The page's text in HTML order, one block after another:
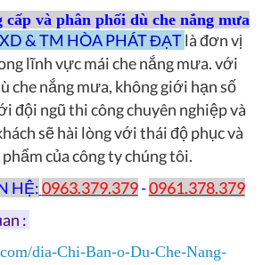
và phân phối dù che nắng mưa
& TM HÒA PHÁT ĐẠTlà đơn vị
lĩnh vực mái che nắng mưa. với
che nắng mưa, không giới hạn số
đội ngũ thi công chuyên nghiệp và
sẽ hài lòng với thái độ phục và
của công ty chúng tôi.
HỆ:0963.379.379-0961.378.379
:
dia-Chi-Ban-o-Du-Che-Nang-